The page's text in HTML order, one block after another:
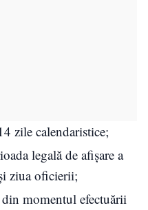
zile calendaristice;
legală de afișare a
ziua oficierii;
momentul efectuării